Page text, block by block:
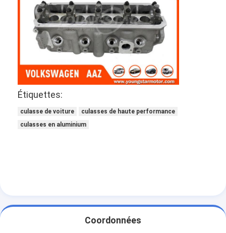
À propos de nous
Visite de l'usine
Nous contacter
vilebrequin de moteur
Étiquettes:
culasse de voiture
culasses de haute performance
culasses en aluminium
Coordonnées